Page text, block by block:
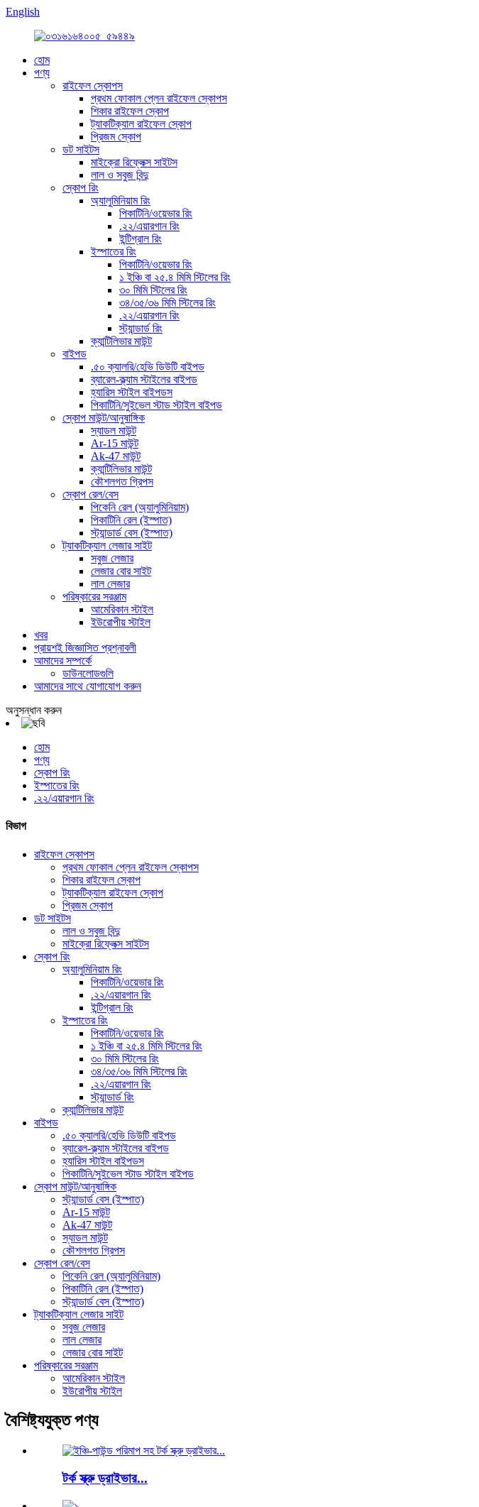
English
হোম
পণ্য
রাইফেল স্কোপস
প্রথম ফোকাল প্লেন রাইফেল স্কোপস
শিকার রাইফেল স্কোপ
ট্যাকটিক্যাল রাইফেল স্কোপ
প্রিজম স্কোপ
ডট সাইটস
মাইক্রো রিফ্লেক্স সাইটস
লাল ও সবুজ বিন্দু
স্কোপ রিং
অ্যালুমিনিয়াম রিং
পিকাটিনি/ওয়েভার রিং
.২২/এয়ারগান রিং
ইন্টিগ্রাল রিং
ইস্পাতের রিং
পিকাটিনি/ওয়েভার রিং
১ ইঞ্চি বা ২৫.৪ মিমি স্টিলের রিং
৩০ মিমি স্টিলের রিং
৩৪/৩৫/৩৬ মিমি স্টিলের রিং
.২২/এয়ারগান রিং
স্ট্যান্ডার্ড রিং
ক্যান্টিলিভার মাউন্ট
বাইপড
.৫০ ক্যালরি/হেভি ডিউটি ​​বাইপড
ব্যারেল-ক্ল্যাম স্টাইলের বাইপড
হ্যারিস স্টাইল বাইপডস
পিকাটিনি/সুইভেল স্টাড স্টাইল বাইপড
স্কোপ মাউন্ট/আনুষাঙ্গিক
স্যাডল মাউন্ট
Ar-15 মাউন্ট
Ak-47 মাউন্ট
ক্যান্টিলিভার মাউন্ট
কৌশলগত গ্রিপস
স্কোপ রেল/বেস
পিকেনি রেল (অ্যালুমিনিয়াম)
পিকাটিনি রেল (ইস্পাত)
স্ট্যান্ডার্ড বেস (ইস্পাত)
ট্যাকটিক্যাল লেজার সাইট
সবুজ লেজার
লেজার বোর সাইট
লাল লেজার
পরিষ্কারের সরঞ্জাম
আমেরিকান স্টাইল
ইউরোপীয় স্টাইল
খবর
প্রায়শই জিজ্ঞাসিত প্রশ্নাবলী
আমাদের সম্পর্কে
ডাউনলোডগুলি
আমাদের সাথে যোগাযোগ করুন
অনুসন্ধান করুন
হোম
পণ্য
স্কোপ রিং
ইস্পাতের রিং
.২২/এয়ারগান রিং
বিভাগ
রাইফেল স্কোপস
প্রথম ফোকাল প্লেন রাইফেল স্কোপস
শিকার রাইফেল স্কোপ
ট্যাকটিক্যাল রাইফেল স্কোপ
প্রিজম স্কোপ
ডট সাইটস
লাল ও সবুজ বিন্দু
মাইক্রো রিফ্লেক্স সাইটস
স্কোপ রিং
অ্যালুমিনিয়াম রিং
পিকাটিনি/ওয়েভার রিং
.২২/এয়ারগান রিং
ইন্টিগ্রাল রিং
ইস্পাতের রিং
পিকাটিনি/ওয়েভার রিং
১ ইঞ্চি বা ২৫.৪ মিমি স্টিলের রিং
৩০ মিমি স্টিলের রিং
৩৪/৩৫/৩৬ মিমি স্টিলের রিং
.২২/এয়ারগান রিং
স্ট্যান্ডার্ড রিং
ক্যান্টিলিভার মাউন্ট
বাইপড
.৫০ ক্যালরি/হেভি ডিউটি ​​বাইপড
ব্যারেল-ক্ল্যাম স্টাইলের বাইপড
হ্যারিস স্টাইল বাইপডস
পিকাটিনি/সুইভেল স্টাড স্টাইল বাইপড
স্কোপ মাউন্ট/আনুষাঙ্গিক
স্ট্যান্ডার্ড বেস (ইস্পাত)
Ar-15 মাউন্ট
Ak-47 মাউন্ট
স্যাডল মাউন্ট
কৌশলগত গ্রিপস
স্কোপ রেল/বেস
পিকেনি রেল (অ্যালুমিনিয়াম)
পিকাটিনি রেল (ইস্পাত)
স্ট্যান্ডার্ড বেস (ইস্পাত)
ট্যাকটিক্যাল লেজার সাইট
সবুজ লেজার
লাল লেজার
লেজার বোর সাইট
পরিষ্কারের সরঞ্জাম
আমেরিকান স্টাইল
ইউরোপীয় স্টাইল
বৈশিষ্ট্যযুক্ত পণ্য
টর্ক স্ক্রু ড্রাইভার...